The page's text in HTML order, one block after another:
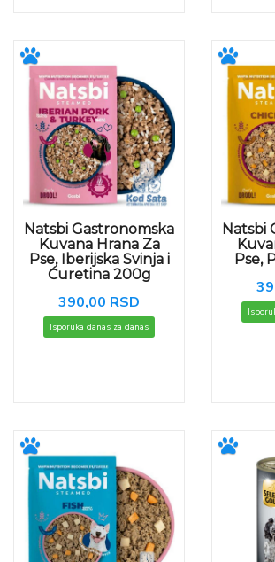
Natsbi Gastronomska
Kuvana Hrana Za
Pse, Iberijska Svinja i
Ćuretina 200g
390,00 RSD
Isporuka danas za danas
Natsbi
Pse,